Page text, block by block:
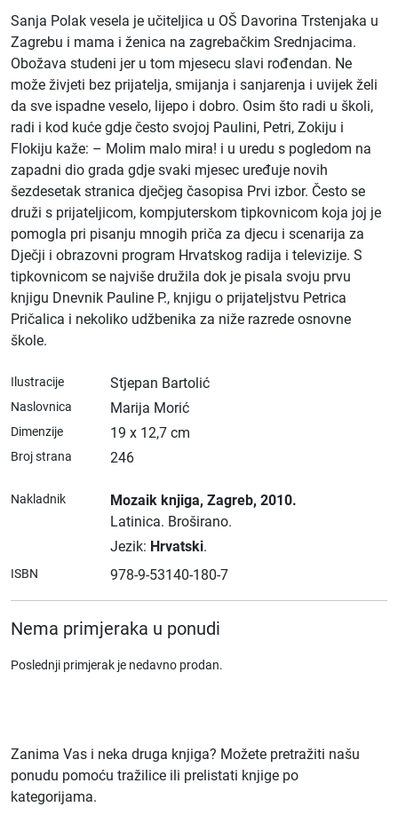
Sanja Polak vesela je učiteljica u OŠ Davorina Trstenjaka u
Zagrebu i mama i ženica na zagrebačkim Srednjacima.
Obožava studeni jer u tom mjesecu slavi rođendan. Ne
može živjeti bez prijatelja, smijanja i sanjarenja i uvijek želi
da sve ispadne veselo, lijepo i dobro. Osim što radi u školi,
radi i kod kuće gdje često svojoj Paulini, Petri, Zokiju i
Flokiju kaže: – Molim malo mira! i u uredu s pogledom na
zapadni dio grada gdje svaki mjesec uređuje novih
šezdesetak stranica dječjeg časopisa Prvi izbor. Često se
druži s prijateljicom, kompjuterskom tipkovnicom koja joj je
pomogla pri pisanju mnogih priča za djecu i scenarija za
Dječji i obrazovni program Hrvatskog radija i televizije. S
tipkovnicom se najviše družila dok je pisala svoju prvu
knjigu Dnevnik Pauline P., knjigu o prijateljstvu Petrica
Pričalica i nekoliko udžbenika za niže razrede osnovne
škole.
Ilustracije Stjepan Bartolić
Naslovnica Marija Morić
Dimenzije 19 x 12,7 cm
Broj strana 246
Nakladnik Mozaik knjiga, Zagreb, 2010.
Latinica. Broširano.
Jezik: Hrvatski.
ISBN 978-9-53140-180-7
Nema primjeraka u ponudi
Poslednji primjerak je nedavno prodan.
Zanima Vas i neka druga knjiga? Možete pretražiti našu
ponudu pomoću tražilice ili prelistati knjige po
kategorijama.